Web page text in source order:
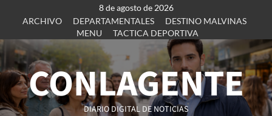
8 de agosto de 2026
ARCHIVO
DEPARTAMENTALES
DESTINO MALVINAS
MENU
TACTICA DEPORTIVA
CONLAGENTE
DIARIO DIGITAL DE NOTICIAS